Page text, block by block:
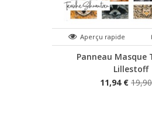
Aperçu rapide
Panneau Masque
Lillestoff
11,94 €